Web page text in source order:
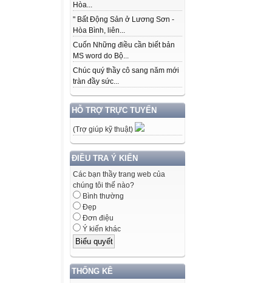
Hòa...
" Bất Động Sản ở Lương Sơn -
Hòa Bình, liên...
Cuốn Những điều cần biết bản
MS word do Bộ...
Chúc quý thầy cô sang năm mới
tràn đầy sức...
HỖ TRỢ TRỰC TUYẾN
(Trợ giúp kỹ thuật)
ĐIỀU TRA Ý KIẾN
Các bạn thầy trang web của
chúng tôi thế nào?
Bình thường
Đẹp
Đơn điệu
Ý kiến khác
THỐNG KÊ